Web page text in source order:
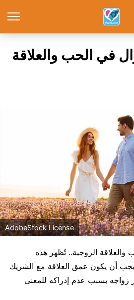
في الحب والعلاقة
AdobeStock License
الزوجية.. تُظهر هذه
يجب أن يكون عمق العلاقة مع الشريك
بسبب عدم إدراكه للمعنى